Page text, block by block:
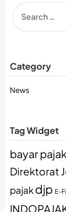
Category
News
Tag Widget
bayar pajak
Direktorat
pajakdjp E-